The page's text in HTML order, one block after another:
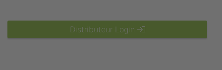
Distributeur Login